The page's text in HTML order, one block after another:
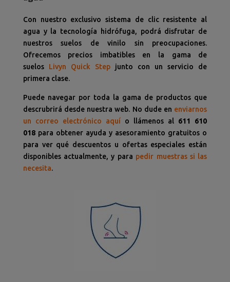
Con nuestro exclusivo sistema de clic resistente al
agua y la tecnología hidrófuga, podrá disfrutar de
nuestros suelos de vinilo sin preocupaciones.
Ofrecemos precios imbatibles en la gama de
suelos Livyn Quick Stepjunto con un servicio de
primera clase.
Puede navegar por toda la gama de productos que
descrubrirá desde nuestra web. No dude en enviarnos
un correo electrónico aquío llámenos al 611 610
018para obtener ayuda y asesoramiento gratuitos o
para ver qué descuentos u ofertas especiales están
disponibles actualmente, y para pedir muestras si las
necesita.